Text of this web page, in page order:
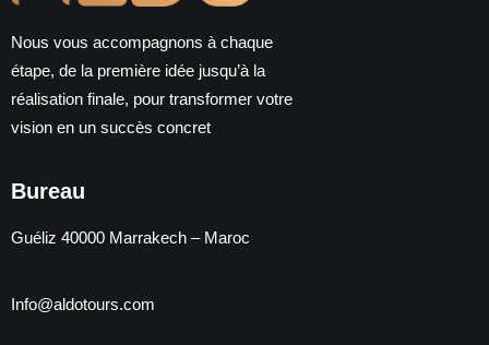
Nous vous accompagnons à chaque
étape, de la première idée jusqu’à la
réalisation finale, pour transformer votre
vision en un succès concret
Bureau
Guéliz 40000 Marrakech – Maroc
Info@aldotours.com